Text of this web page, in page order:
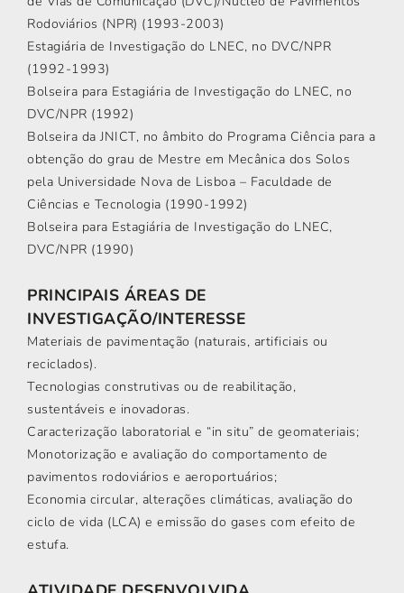
Rodoviários (NPR) (1993-2003)
Estagiária de Investigação do LNEC, no DVC/NPR
(1992-1993)
Bolseira para Estagiária de Investigação do LNEC, no
DVC/NPR (1992)
Bolseira da JNICT, no âmbito do Programa Ciência para a
obtenção do grau de Mestre em Mecânica dos Solos
pela Universidade Nova de Lisboa – Faculdade de
Ciências e Tecnologia (1990-1992)
Bolseira para Estagiária de Investigação do LNEC,
DVC/NPR (1990)
PRINCIPAIS ÁREAS DE
INVESTIGAÇÃO/INTERESSE
Materiais de pavimentação (naturais, artificiais ou
reciclados).
Tecnologias construtivas ou de reabilitação,
sustentáveis e inovadoras.
Caracterização laboratorial e “in situ” de geomateriais;
Monotorização e avaliação do comportamento de
pavimentos rodoviários e aeroportuários;
Economia circular, alterações climáticas, avaliação do
ciclo de vida (LCA) e emissão do gases com efeito de
estufa.